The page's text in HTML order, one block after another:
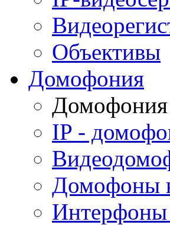
Объективы
Домофония
Домофония
IP -
Домофоны